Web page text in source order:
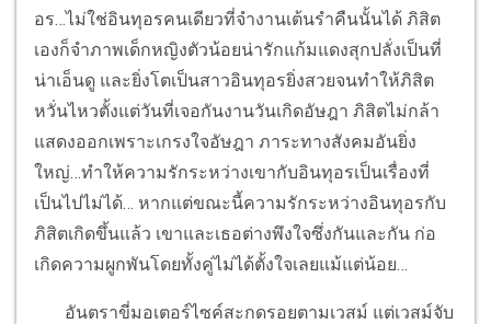
อร…ไม่ใช่อินทุอรคนเดียวที่จำงานเต้นรำคืนนั้นได้ ภิสิต
เองก็จำภาพเด็กหญิงตัวน้อยน่ารักแก้มแดงสุกปลั่งเป็นที่
น่าเอ็นดู และยิ่งโตเป็นสาวอินทุอรยิ่งสวยจนทำให้ภิสิต
หวั่นไหวตั้งแต่วันที่เจอกันงานวันเกิดอัษฎา ภิสิตไม่กล้า
แสดงออกเพราะเกรงใจอัษฎา ภาระทางสังคมอันยิ่ง
ใหญ่…ทำให้ความรักระหว่างเขากับอินทุอรเป็นเรื่องที่
เป็นไปไม่ได้… หากแต่ขณะนี้ความรักระหว่างอินทุอรกับ
ภิสิตเกิดขึ้นแล้ว เขาและเธอต่างพึงใจซึ่งกันและกัน ก่อ
เกิดความผูกพันโดยทั้งคู่ไม่ได้ตั้งใจเลยแม้แต่น้อย…
อันตราขี่มอเตอร์ไซค์สะกดรอยตามเวสม์ แต่เวสม์จับ